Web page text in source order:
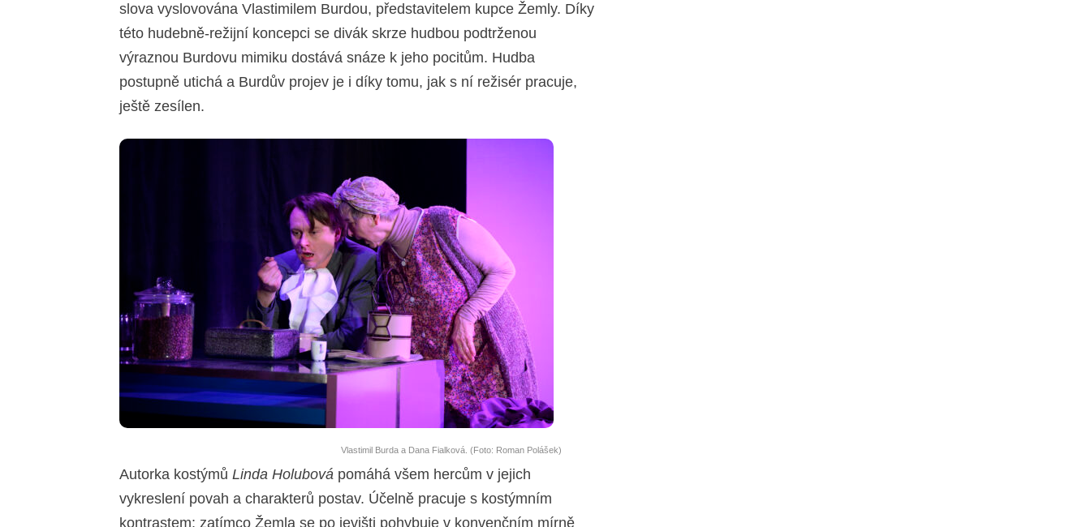
slova vyslovována Vlastimilem Burdou, představitelem kupce Žemly. Díky
této hudebně-režijní koncepci se divák skrze hudbou podtrženou
výraznou Burdovu mimiku dostává snáze k jeho pocitům. Hudba
postupně utichá a Burdův projev je i díky tomu, jak s ní režisér pracuje,
ještě zesílen.
Vlastimil Burda a Dana Fialková. (Foto: Roman Polášek)
Autorka kostýmů Linda Holubová pomáhá všem hercům v jejich
vykreslení povah a charakterů postav. Účelně pracuje s kostýmním
kontrastem: zatímco Žemla se po jevišti pohybuje v konvenčním mírně